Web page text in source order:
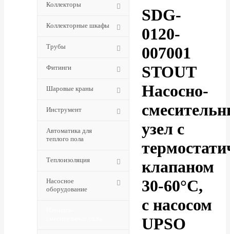
Коллекторы
Коллекторные шкафы
Трубы
Фитинги
Шаровые краны
Инструмент
Автоматика для
теплого пола
Теплоизоляция
Насосное
оборудование
SDG-
0120-
007001
STOUT
Насосно-
узел с
клапаном
30-60°C,
с насосом
UPSO